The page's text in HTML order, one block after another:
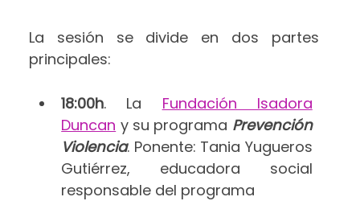
La sesión se divide en dos partes
principales:
18:00h. La Fundación Isadora
Duncan y su programa Prevención
Violencia. Ponente: Tania Yugueros
Gutiérrez, educadora social
responsable del programa